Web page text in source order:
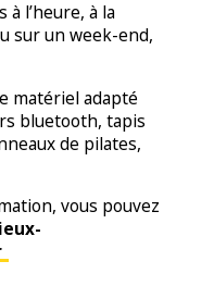
l’heure, à la
sur un week-end,
matériel adapté
bluetooth, tapis
de pilates,
vous pouvez